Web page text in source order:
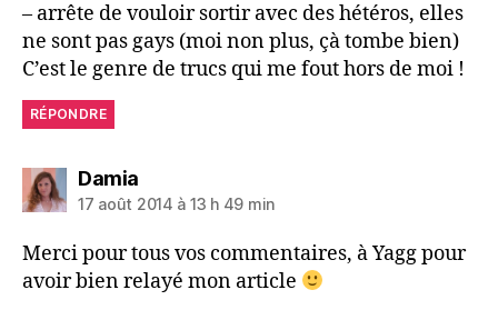
– arrête de vouloir sortir avec des hétéros, elles
ne sont pas gays (moi non plus, çà tombe bien)
C’est le genre de trucs qui me fout hors de moi !
RÉPONDRE
Damiadit :
17 août 2014 à 13 h 49 min
Merci pour tous vos commentaires, à Yagg pour
avoir bien relayé mon article